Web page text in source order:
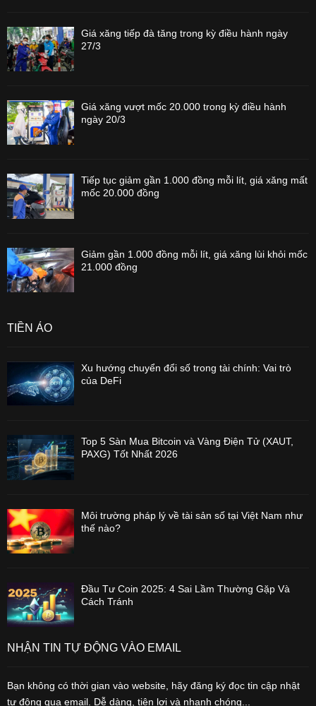
Giá xăng tiếp đà tăng trong kỳ điều hành ngày
27/3
Giá xăng vượt mốc 20.000 trong kỳ điều hành
ngày 20/3
Tiếp tục giảm gần 1.000 đồng mỗi lít, giá xăng mất
mốc 20.000 đồng
Giảm gần 1.000 đồng mỗi lít, giá xăng lùi khỏi mốc
21.000 đồng
TIỀN ẢO
Xu hướng chuyển đổi số trong tài chính: Vai trò
của DeFi
Top 5 Sàn Mua Bitcoin và Vàng Điện Tử (XAUT,
PAXG) Tốt Nhất 2026
Môi trường pháp lý về tài sản số tại Việt Nam như
thế nào?
Đầu Tư Coin 2025: 4 Sai Lầm Thường Gặp Và
Cách Tránh
NHẬN TIN TỰ ĐỘNG VÀO EMAIL
Bạn không có thời gian vào website, hãy đăng ký đọc tin cập nhật
tự động qua email. Dễ dàng, tiện lợi và nhanh chóng...